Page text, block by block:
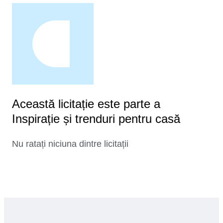
Această licitație este parte a
Inspirație și trenduri pentru casă
Nu ratați niciuna dintre licitații